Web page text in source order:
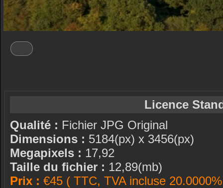
Licence
Qualité : Fichier JPG Original
Dimensions : 5184(px) x 3456(px)
Megapixels : 17,92
Taille du fichier : 12,89(mb)
Prix : €45 ( TTC, TVA incluse